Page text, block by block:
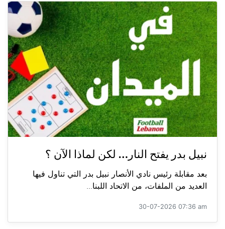
نبيل بدر يفتح النار… لكن لماذا الآن ؟
بعد مقابلة رئيس نادي الأنصار نبيل بدر التي تناول فيها
العديد من الملفات، من الاتحاد اللبنا...
30-07-2026 07:36 am